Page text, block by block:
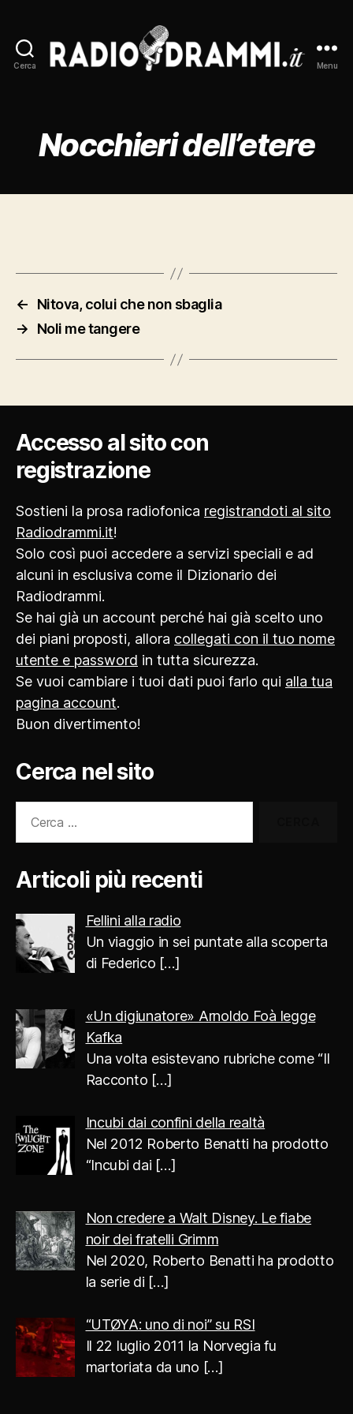
Cerca Menu
Nocchieri dell’etere
←
Nitova, colui che non sbaglia
→
Noli me tangere
Accesso al sito con
registrazione
Sostieni la prosa radiofonica registrandoti al sito
Radiodrammi.it!
Solo così puoi accedere a servizi speciali e ad
alcuni in esclusiva come il Dizionario dei
Radiodrammi.
Se hai già un account perché hai già scelto uno
dei piani proposti, allora collegati con il tuo nome
utente e password in tutta sicurezza.
Se vuoi cambiare i tuoi dati puoi farlo qui alla tua
pagina account.
Buon divertimento!
Cerca nel sito
Articoli più recenti
Fellini alla radio
Un viaggio in sei puntate alla scoperta
di Federico […]
«Un digiunatore» Arnoldo Foà legge
Kafka
Una volta esistevano rubriche come “Il
Racconto […]
Incubi dai confini della realtà
Nel 2012 Roberto Benatti ha prodotto
“Incubi dai […]
Non credere a Walt Disney. Le fiabe
noir dei fratelli Grimm
Nel 2020, Roberto Benatti ha prodotto
la serie di […]
“UTØYA: uno di noi” su RSI
Il 22 luglio 2011 la Norvegia fu
martoriata da uno […]